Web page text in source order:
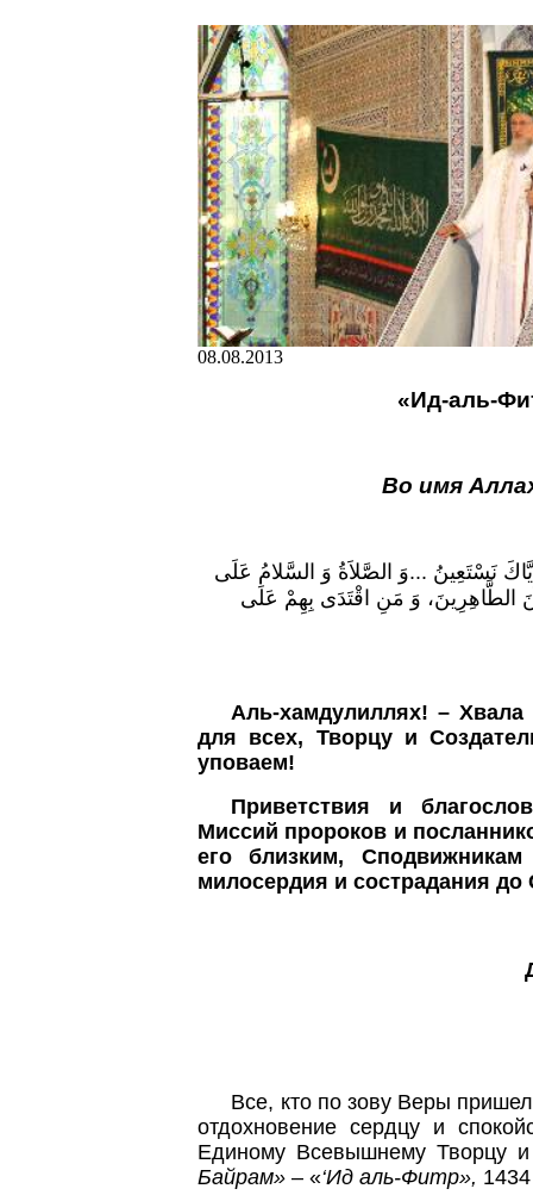
08.08.2013
«Ид-аль-
Во имя
نَسْتَعِينُ ...وَ الصَّلاَةُ وَ السَّلامُ عَلَى
الطَّاهِرِينَ، وَ مَنِ اقْتَدَى بِهِمْ عَلَى
Аль-хамдулиллях! –
для всех, Творцу и
уповаем!
Приветствия и
Миссий пророков и
его близким,
милосердия и сострадания до
Все, кто по зову Веры
отдохновение сердцу и
Единому Всевышнему Творцу и
Байрам» – «‘Ид аль‑Фитр»,